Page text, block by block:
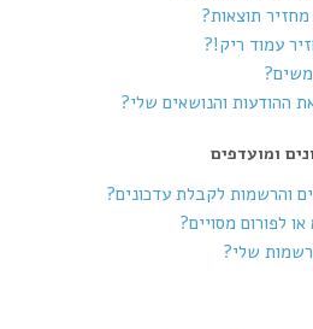
תוצאות?
עמוד ריק!?
ההודעות והנושאים שלי?
ומועדפים
והרשמות לקבלת עדכונים?
לפורום מסויים?
שלי?